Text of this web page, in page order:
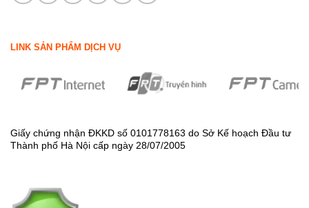
LINK SẢN PHẨM DỊCH VỤ
Giấy chứng nhận ĐKKD số 0101778163 do Sở Kế hoạch Đầu tư
Thành phố Hà Nội cấp ngày 28/07/2005